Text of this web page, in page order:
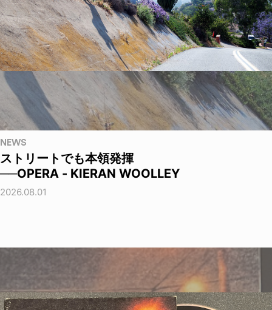
NEWS
ストリートでも本領発揮
──OPERA - KIERAN WOOLLEY
2026.08.01